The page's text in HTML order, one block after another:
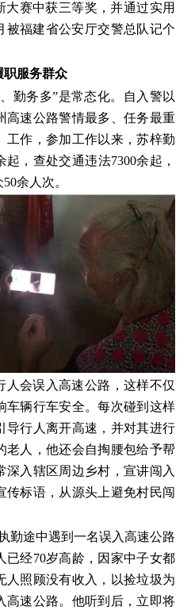
大赛中获三等奖，并通过实用
被福建省公安厅交警总队记个
职服务群众
勤务多”是常态化。自入警以
高速公路警情最多、任务最重
工作，参加工作以来，苏梓勤
，查处交通违法7300余起，
余人次。
人会误入高速公路，这样不仅
车辆行车安全。每次碰到这样
导行人离开高速，并对其进行
老人，他还会自掏腰包给予帮
深入辖区周边乡村，宣讲闯入
传标语，从源头上避免村民闯
勤途中遇到一名误入高速公路
已经70岁高龄，因家中子女都
人照顾没有收入，以捡垃圾为
高速公路。他听到后，立即将